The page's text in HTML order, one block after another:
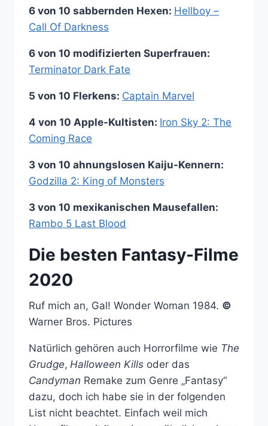
6 von 10 sabbernden Hexen: Hellboy –
Call Of Darkness
6 von 10 modifizierten Superfrauen:
Terminator Dark Fate
5 von 10 Flerkens: Captain Marvel
4 von 10 Apple-Kultisten: Iron Sky 2: The
Coming Race
3 von 10 ahnungslosen Kaiju-Kennern:
Godzilla 2: King of Monsters
3 von 10 mexikanischen Mausefallen:
Rambo 5 Last Blood
Die besten Fantasy-Filme
2020
Ruf mich an, Gal! Wonder Woman 1984. ©
Warner Bros. Pictures
Natürlich gehören auch Horrorfilme wie The
Grudge, Halloween Kills oder das
Candyman Remake zum Genre „Fantasy“
dazu, doch ich habe sie in der folgenden
List nicht beachtet. Einfach weil mich